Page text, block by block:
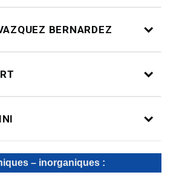
BERNARDEZ
– inorganiques :